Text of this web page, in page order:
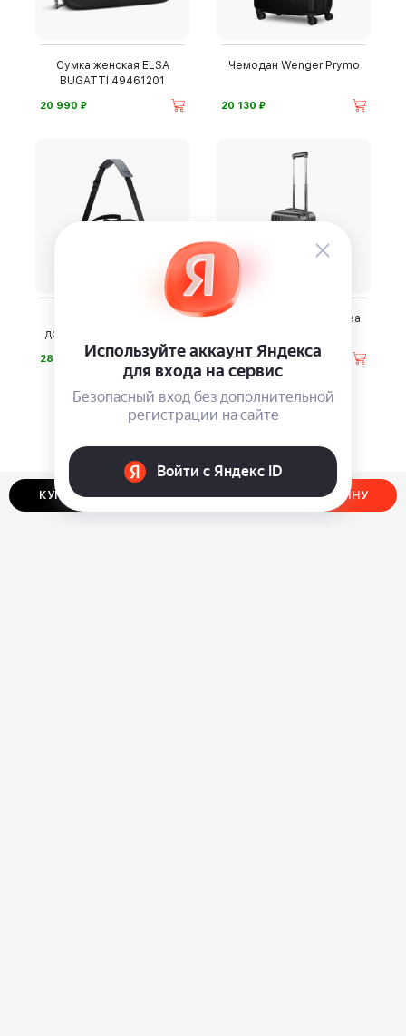
КУПИТЬ В ОДИН КЛИК ДОБАВИТЬ В КОРЗИНУ
Сумка женская ELSA
BUGATTI 49461201
20 990 ⃏
Чемодан Wenger Prymo
20 130 ⃏
дорожная Korin FlexPack
Go
28 500 ⃏
Чемодан Bugatti Galatea
19 380⃏